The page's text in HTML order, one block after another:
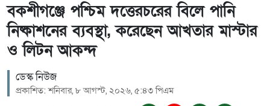
বকশীগঞ্জে পশ্চিম দত্তেরচরের বিলে পানি
নিষ্কাশনের ব্যবস্থা, করেছেন আখতার মাস্টার
ও লিটন আকন্দ
ডেস্ক নিউজ
প্রকাশিত: শনিবার, ৮ আগস্ট, ২০২৬, ৫:৪৩ পিএম